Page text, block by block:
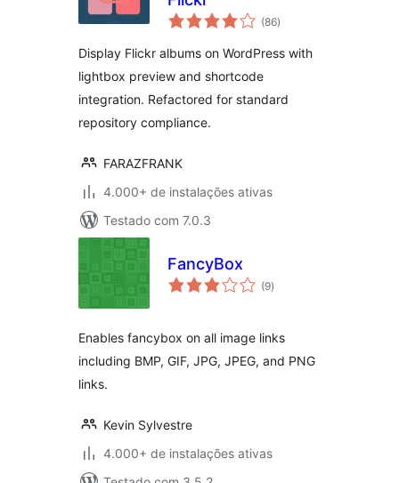
(86total
de
)
Display Flickr albums on WordPress with
lightbox preview and shortcode
integration. Refactored for standard
repository compliance.
FARAZFRANK
4.000+ de instalações ativas
Testado com 7.0.3
FancyBox
(9total
de
)
Enables fancybox on all image links
including BMP, GIF, JPG, JPEG, and PNG
links.
Kevin Sylvestre
4.000+ de instalações ativas